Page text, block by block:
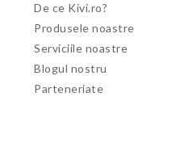
De ce Kivi.ro?
Produsele noastre
Serviciile noastre
Blogul nostru
Parteneriate